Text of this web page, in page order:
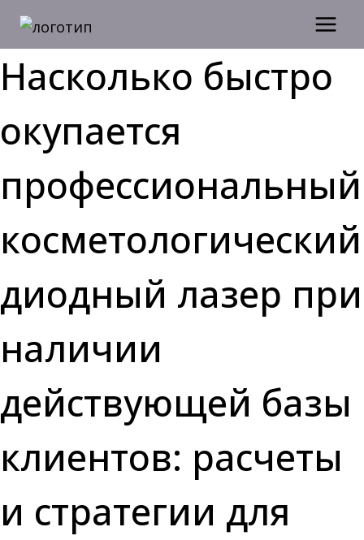
Насколько быстро
окупается
профессиональный
косметологический
диодный лазер при
наличии
действующей базы
клиентов: расчеты
и стратегии для